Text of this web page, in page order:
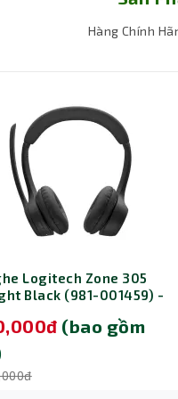
cực kỳ lớn trong những
Bạn có thể hoàn toàn
siêu mềm, thoáng khí,
còn có khả năng cách
toàn vào thế giới game.
máy gaming, tạo nên một
Hàng Chính
Logitech Zone 305
Black (981-001459) -
(bao gồm